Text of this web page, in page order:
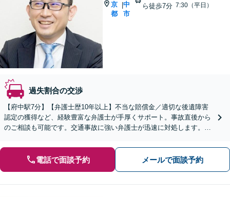
京
都
|中
市
ら徒歩7分 7:30（平日）
過失割合の交渉
【府中駅7分】【弁護士歴10年以上】不当な賠償金／適切な後遺障害
認定の獲得など、経験豊富な弁護士が手厚くサポート。事故直後から
のご相談も可能です。交通事故に強い弁護士が迅速に対処します。
電話で面談予約 メールで面談予約